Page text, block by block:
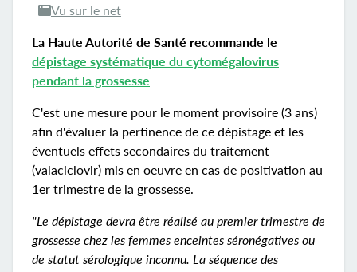
Vu sur le net
La Haute Autorité de Santé recommande le
dépistage systématique du cytomégalovirus
pendant la grossesse
C'est une mesure pour le moment provisoire (3 ans)
afin d'évaluer la pertinence de ce dépistage et les
éventuels effets secondaires du traitement
(valaciclovir) mis en oeuvre en cas de positivation au
1er trimestre de la grossesse.
"Le dépistage devra être réalisé au premier trimestre de
grossesse chez les femmes enceintes séronégatives ou
de statut sérologique inconnu. La séquence des